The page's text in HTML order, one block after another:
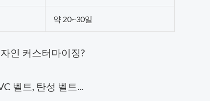
약 20~30일
인 커스터마이징?
벨트, 탄성 벨트...